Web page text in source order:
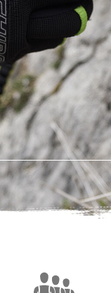
Tannheimer Jugendhütte
(Selbstversorgung)